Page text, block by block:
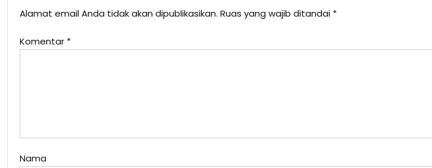
Alamat email Anda tidak akan dipublikasikan. Ruas yang wajib ditandai *
Komentar *
Nama